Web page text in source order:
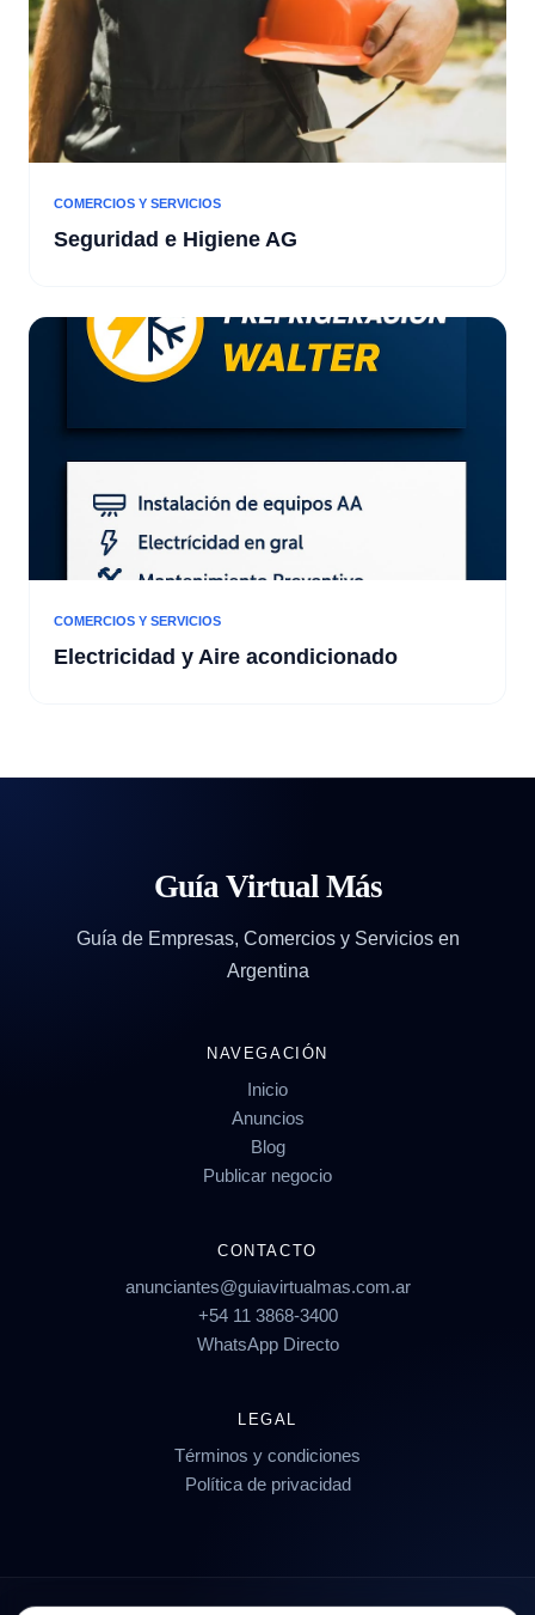
COMERCIOS Y SERVICIOS
Seguridad e Higiene AG
COMERCIOS Y SERVICIOS
Electricidad y Aire acondicionado
Guía Virtual Más
Guía de Empresas, Comercios y Servicios en
Argentina
NAVEGACIÓN
Inicio
Anuncios
Blog
Publicar negocio
CONTACTO
anunciantes@guiavirtualmas.com.ar
+54 11 3868-3400
WhatsApp Directo
LEGAL
Términos y condiciones
Política de privacidad